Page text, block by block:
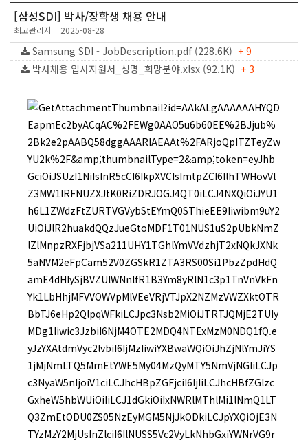
[삼성SDI] 박사/장학생 채용 안내
최고관리자 2025-08-28
Samsung SDI - JobDescription.pdf (228.6K) + 9
박사채용 입사지원서_성명_희망분야.xlsx (92.1K) + 3